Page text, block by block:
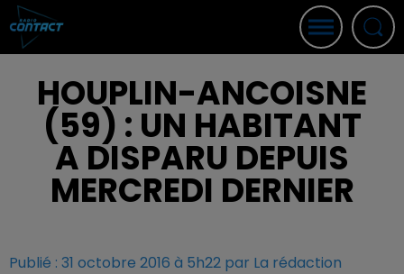
HOUPLIN-ANCOISNE
(59) : UN HABITANT
A DISPARU DEPUIS
MERCREDI DERNIER
Publié : 31 octobre 2016 à 5h22 par La rédaction